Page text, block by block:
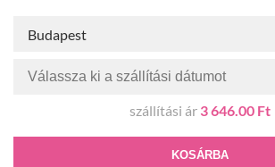
Budapest
szállítási ár 3 646.00 Ft
KOSÁRBA